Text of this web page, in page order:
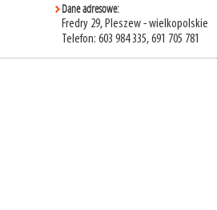
Dane adresowe:
Fredry 29, Pleszew - wielkopolskie
Telefon: 603 984 335, 691 705 781